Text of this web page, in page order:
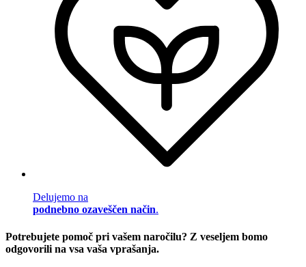
Delujemo na
podnebno ozaveščen način.
Potrebujete pomoč pri vašem naročilu? Z veseljem bomo
odgovorili na vsa vaša vprašanja.